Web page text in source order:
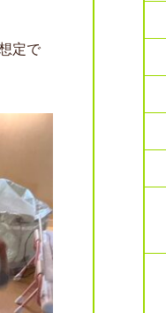
定で